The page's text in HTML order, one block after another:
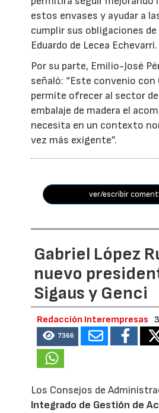
estos envases y ayudar a
cumplir sus obligaciones de
Eduardo de Lecea Echevarri.
Por su parte, Emilio-José
señaló: “Este convenio con
permite ofrecer al sector
embalaje de madera el
necesita en un contexto
vez más exigente”.
ver/escribir
Gabriel López
nuevo
Sigaus y Genci
Redacción Interempresas
7366
Los Consejos de
Integrado de Gestión de